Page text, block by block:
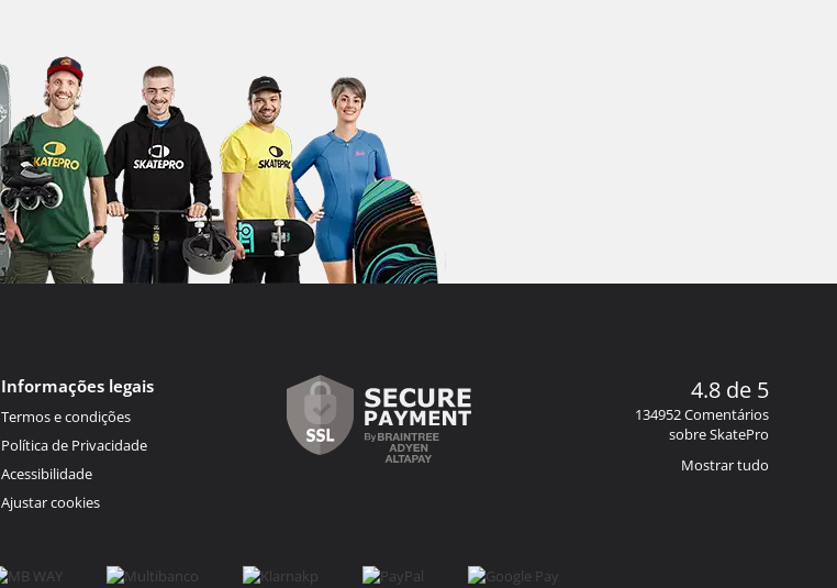
Informações legais
Termos e condições
Política de Privacidade
Acessibilidade
Ajustar cookies
4.8 de 5
134952 Comentários
sobre SkatePro
Mostrar tudo